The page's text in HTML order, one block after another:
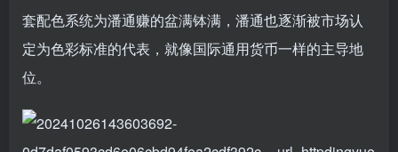
套配色系统为潘通赚的盆满钵满，潘通也逐渐被市场认
定为色彩标准的代表，就像国际通用货币一样的主导地
位。